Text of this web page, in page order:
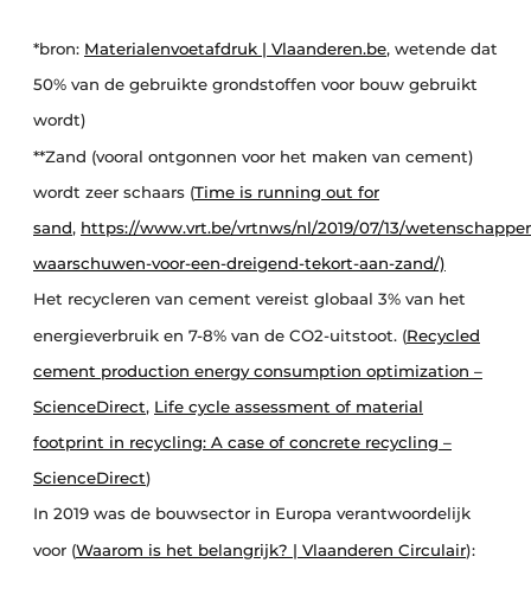
*bron: Materialenvoetafdruk | Vlaanderen.be, wetende dat
50% van de gebruikte grondstoffen voor bouw gebruikt
wordt)
**Zand (vooral ontgonnen voor het maken van cement)
wordt zeer schaars (Time is running out for
sand, https://www.vrt.be/vrtnws/nl/2019/07/13/
waarschuwen-voor-een-dreigend-tekort-aan-zand/)
Het recycleren van cement vereist globaal 3% van het
energieverbruik en 7-8% van de CO2-uitstoot. (Recycled
cement production energy consumption optimization –
ScienceDirect, Life cycle assessment of material
footprint in recycling: A case of concrete recycling –
ScienceDirect)
In 2019 was de bouwsector in Europa verantwoordelijk
voor (Waarom is het belangrijk? | Vlaanderen Circulair):